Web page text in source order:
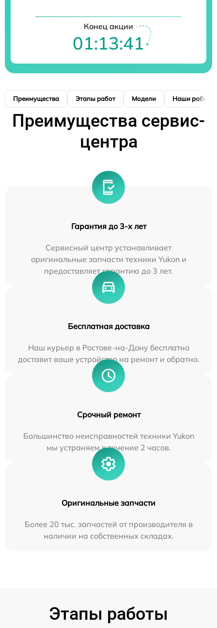
Конец акции
01:13:40
Преимущества Этапы работ Модели Наши работы
Преимущества сервис-
центра
Гарантия до 3-х лет
Сервисный центр устанавливает
оригинальные запчасти техники Yukon и
предоставляет гарантию до 3 лет.
Бесплатная доставка
Наш курьер в Ростове-на-Дону бесплатно
доставит ваше устройство на ремонт и обратно.
Срочный ремонт
Большинство неисправностей техники Yukon
мы устраняем в течение 2 часов.
Оригинальные запчасти
Более 20 тыс. запчастей от производителя в
наличии на собственных складах.
Этапы работы